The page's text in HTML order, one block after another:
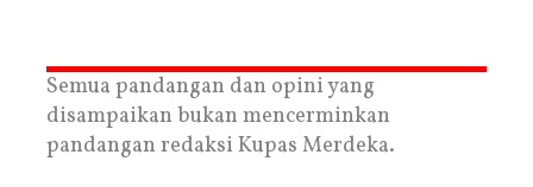
Semua pandangan dan opini yang
disampaikan bukan mencerminkan
pandangan redaksi Kupas Merdeka.